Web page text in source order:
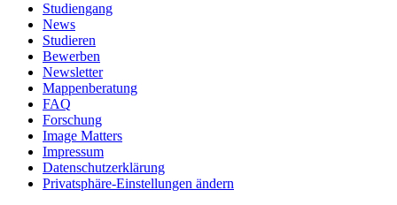
Studiengang
News
Studieren
Bewerben
Newsletter
Mappenberatung
FAQ
Forschung
Image Matters
Impressum
Datenschutzerklärung
Privatsphäre-Einstellungen ändern